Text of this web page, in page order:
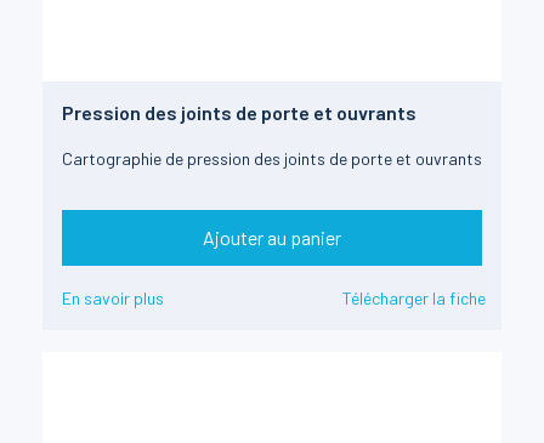
Pression des joints de porte et ouvrants
Cartographie de pression des joints de porte et ouvrants
Ajouter au panier
En savoir plus Télécharger la fiche